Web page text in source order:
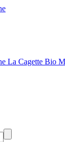
La Cagette Bio